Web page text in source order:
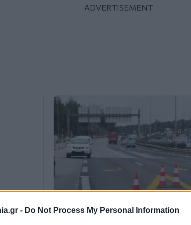
- Do Not Process My Personal Information